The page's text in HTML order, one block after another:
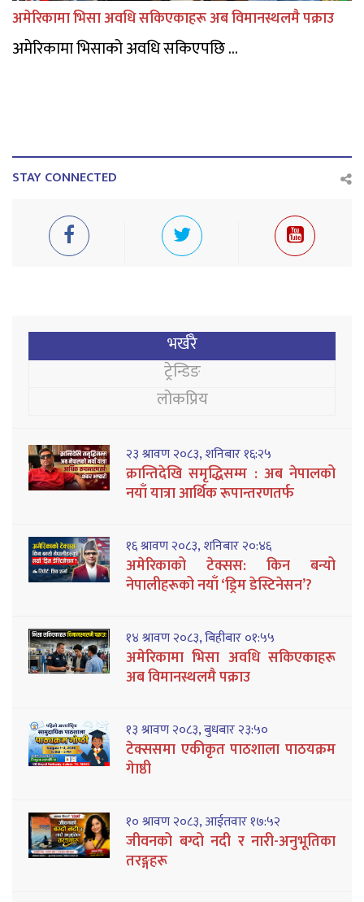
अमेरिकामा भिसा अवधि सकिएकाहरू अब विमानस्थलमै पक्राउ
अमेरिकामा भिसाको अवधि सकिएपछि ...
STAY CONNECTED
भर्खरै
ट्रेन्डिङ
लोकप्रिय
२३ श्रावण २०८३, शनिबार १६:२५
क्रान्तिदेखि समृद्धिसम्म : अब नेपालको
नयाँ यात्रा आर्थिक रूपान्तरणतर्फ
१६ श्रावण २०८३, शनिबार २०:४६
अमेरिकाको टेक्सस: किन बन्यो
नेपालीहरूको नयाँ ‘ड्रिम डेस्टिनेसन’?
१४ श्रावण २०८३, बिहीबार ०१:५५
अमेरिकामा भिसा अवधि सकिएकाहरू
अब विमानस्थलमै पक्राउ
१३ श्रावण २०८३, बुधबार २३:५०
टेक्ससमा एकीकृत पाठशाला पाठयक्रम
गेाष्ठी
१० श्रावण २०८३, आईतवार १७:५२
जीवनको बग्दो नदी र नारी-अनुभूतिका
तरङ्गहरू